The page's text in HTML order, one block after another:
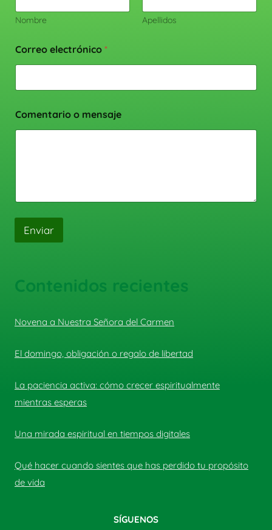
Nombre Apellidos
Correo electrónico *
Comentario o mensaje
Enviar
Contenidos recientes
Novena a Nuestra Señora del Carmen
El domingo, obligación o regalo de libertad
La paciencia activa: cómo crecer espiritualmente
mientras esperas
Una mirada espiritual en tiempos digitales
Qué hacer cuando sientes que has perdido tu propósito
de vida
SÍGUENOS